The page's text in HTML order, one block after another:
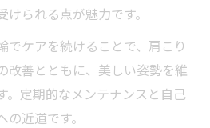
られる点が魅力です。
でケアを続けることで、肩こり
改善とともに、美しい姿勢を維
。定期的なメンテナンスと自己
近道です。